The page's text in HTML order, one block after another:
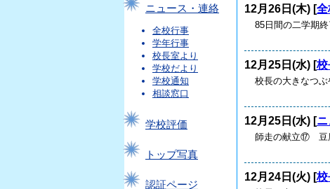
ニュース・連絡
全校行事
学年行事
校長室より
学校だより
学校通知
相談窓口
学校評価
トップ写真
認証ページ
12月26日(木) [全
85日間の二学期
12月25日(水) [校
校長の大きなつ
12月25日(水) [ニ
師走の献立⑰ 豆
12月24日(火) [校